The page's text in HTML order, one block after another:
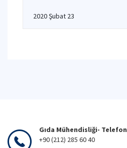
2020 Şubat 23
Gıda Mühendisliği- Telefon
+90 (212) 285 60 40